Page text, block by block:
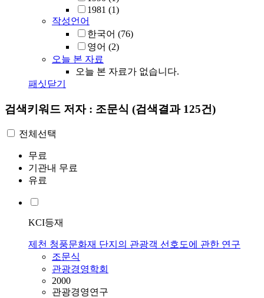
1981 (1)
작성언어
한국어 (76)
영어 (2)
오늘 본 자료
오늘 본 자료가 없습니다.
패싯닫기
검색키워드 저자 : 조문식 (검색결과 125건)
전체선택
무료
기관내 무료
유료
KCI등재
제천 청풍문화재 단지의 관광객 선호도에 관한 연구
조문식
관광경영학회
2000
관광경영연구